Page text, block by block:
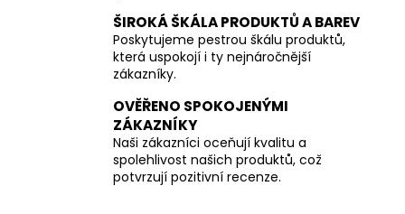
ŠIROKÁ ŠKÁLA PRODUKTŮ A BAREV
Poskytujeme pestrou škálu produktů,
která uspokojí i ty nejnáročnější
zákazníky.
OVĚŘENO SPOKOJENÝMI
ZÁKAZNÍKY
Naši zákazníci oceňují kvalitu a
spolehlivost našich produktů, což
potvrzují pozitivní recenze.